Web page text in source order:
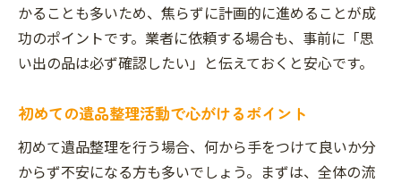
かることも多いため、焦らずに計画的に進めることが成
功のポイントです。業者に依頼する場合も、事前に「思
い出の品は必ず確認したい」と伝えておくと安心です。
初めての遺品整理活動で心がけるポイント
初めて遺品整理を行う場合、何から手をつけて良いか分
からず不安になる方も多いでしょう。まずは、全体の流